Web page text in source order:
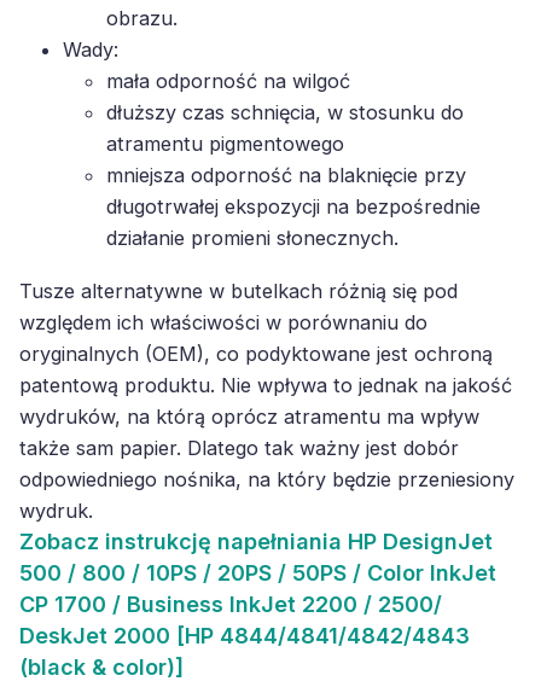
obrazu.
Wady:
mała odporność na wilgoć
dłuższy czas schnięcia, w stosunku do
atramentu pigmentowego
mniejsza odporność na blaknięcie przy
długotrwałej ekspozycji na bezpośrednie
działanie promieni słonecznych.
Tusze alternatywne w butelkach różnią się pod
względem ich właściwości w porównaniu do
oryginalnych (OEM), co podyktowane jest ochroną
patentową produktu. Nie wpływa to jednak na jakość
wydruków, na którą oprócz atramentu ma wpływ
także sam papier. Dlatego tak ważny jest dobór
odpowiedniego nośnika, na który będzie przeniesiony
wydruk.
Zobacz instrukcję napełniania HP DesignJet
500 / 800 / 10PS / 20PS / 50PS / Color InkJet
CP 1700 / Business InkJet 2200 / 2500/
DeskJet 2000 [HP 4844/4841/4842/4843
(black & color)]